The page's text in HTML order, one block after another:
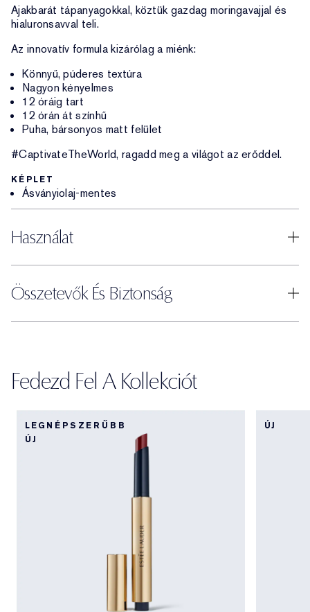
Ajakbarát tápanyagokkal, köztük gazdag moringavajjal és
hialuronsavval teli.
Az innovatív formula kizárólag a miénk:
Könnyű, púderes textúra
Nagyon kényelmes
12 óráig tart
12 órán át színhű
Puha, bársonyos matt felület
#CaptivateTheWorld, ragadd meg a világot az erőddel.
KÉPLET
Ásványiolaj-mentes
Használat
Összetevők És Biztonság
Fedezd Fel A Kollekciót
LEGNÉPSZERŰBB
ÚJ
ÚJ